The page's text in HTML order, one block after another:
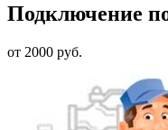
Подключение
от 2000 руб.